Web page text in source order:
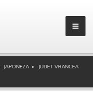
JAPONEZA JUDET VRANCEA